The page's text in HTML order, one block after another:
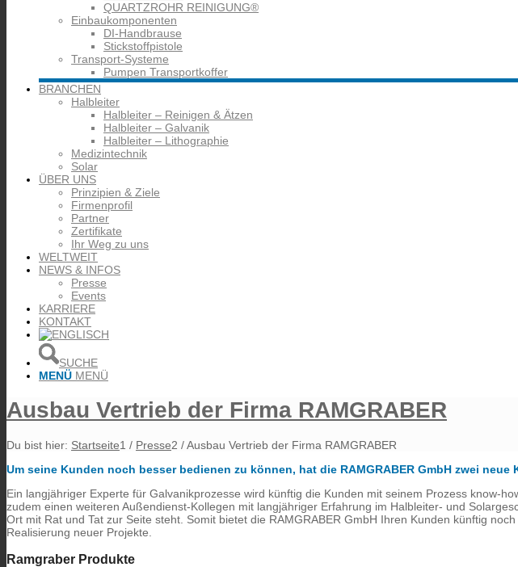
QUARTZROHR REINIGUNG®
Einbaukomponenten
DI-Handbrause
Stickstoffpistole
Transport-Systeme
Pumpen Transportkoffer
BRANCHEN
Halbleiter
Halbleiter – Reinigen & Ätzen
Halbleiter – Galvanik
Halbleiter – Lithographie
Medizintechnik
Solar
ÜBER UNS
Prinzipien & Ziele
Firmenprofil
Partner
Zertifikate
Ihr Weg zu uns
WELTWEIT
NEWS & INFOS
Presse
Events
KARRIERE
KONTAKT
SUCHE
MENÜ MENÜ
Ausbau Vertrieb der Firma RAMGRABER
Du bist hier: Startseite1 / Presse2 /Ausbau Vertrieb der Firma RAMGRABER
Um seine Kunden noch besser bedienen zu können, hat die RAMGRABER GmbH zwei neue
Ein langjähriger Experte für Galvanikprozesse wird künftig die Kunden mit seinem Prozess know-
zudem einen weiteren Außendienst-Kollegen mit langjähriger Erfahrung im Halbleiter- und
Ort mit Rat und Tat zur Seite steht. Somit bietet die RAMGRABER GmbH Ihren Kunden künftig
Realisierung neuer Projekte.
Ramgraber Produkte